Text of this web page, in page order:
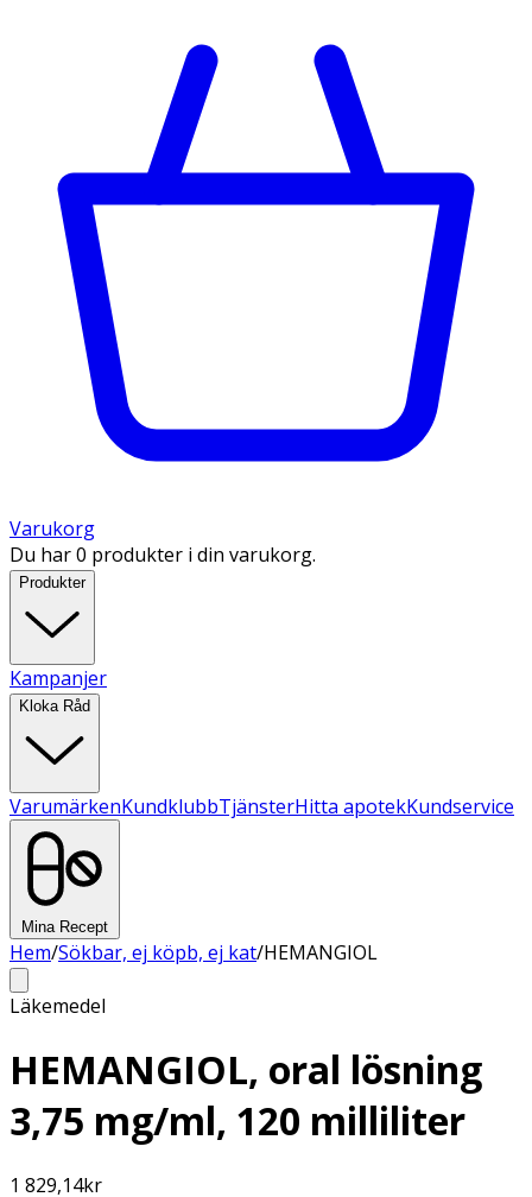
Varukorg
Du har 0 produkter i din varukorg.
Produkter
Kampanjer
Kloka Råd
VarumärkenKundklubbTjänsterHitta apotekKundservice
Mina Recept
Hem/Sökbar, ej köpb, ej kat/HEMANGIOL
Läkemedel
HEMANGIOL, oral lösning
3,75 mg/ml, 120 milliliter
1 829,14kr